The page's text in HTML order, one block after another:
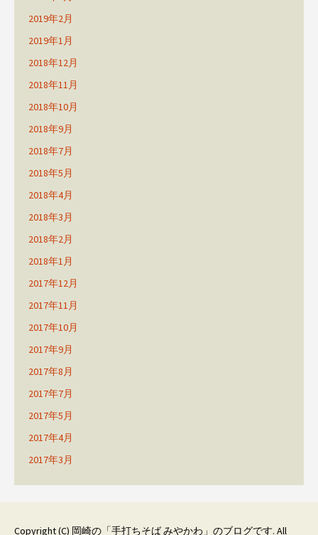
2019年2月
2019年1月
2018年12月
2018年11月
2018年10月
2018年9月
2018年7月
2018年5月
2018年4月
2018年3月
2018年2月
2018年1月
2017年12月
2017年11月
2017年10月
2017年9月
2017年8月
2017年7月
2017年5月
2017年4月
2017年3月
Copyright (C) 岡崎の「手打ちそば みやかわ」のブログです. All